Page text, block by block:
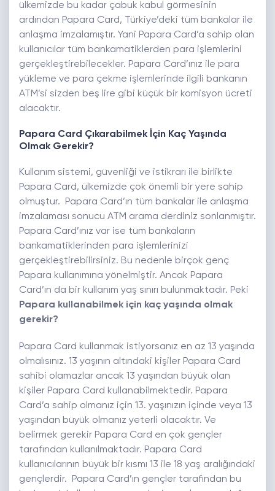
ülkemizde bu kadar çabuk kabul görmesinin
ardından Papara Card, Türkiye’deki tüm bankalar ile
anlaşma imzalamıştır. Yani Papara Card’a sahip olan
kullanıcılar tüm bankamatiklerden para işlemlerini
gerçekleştirebilecekler. Papara Card’ınız ile para
yükleme ve para çekme işlemlerinde ilgili bankanın
ATM’si sizden beş lire gibi küçük bir komisyon ücreti
alacaktır.
Papara Card Çıkarabilmek İçin Kaç Yaşında
Olmak Gerekir?
Kullanım sistemi, güvenliği ve istikrarı ile birlikte
Papara Card, ülkemizde çok önemli bir yere sahip
olmuştur. Papara Card’ın tüm bankalar ile anlaşma
imzalaması sonucu ATM arama derdiniz sonlanmıştır.
Papara Card’ınız var ise tüm bankaların
bankamatiklerinden para işlemlerinizi
gerçekleştirebilirsiniz. Bu nedenle birçok genç
Papara kullanımına yönelmiştir. Ancak Papara
Card’ın da bir kullanım yaş sınırı bulunmaktadır. Peki
Papara kullanabilmek için kaç yaşında olmak
gerekir?
Papara Card kullanmak istiyorsanız en az 13 yaşında
olmalısınız. 13 yaşının altındaki kişiler Papara Card
sahibi olamazlar ancak 13 yaşından büyük olan
kişiler Papara Card kullanabilmektedir. Papara
Card’a sahip olmanız için 13. yaşınızın içinde veya 13
yaşından büyük olmanız yeterli olacaktır. Ve
belirmek gerekir Papara Card en çok gençler
tarafından kullanılmaktadır. Papara Card
kullanıcılarının büyük bir kısmı 13 ile 18 yaş aralığındaki
gençlerdir. Papara Card’ın gençler tarafından bu